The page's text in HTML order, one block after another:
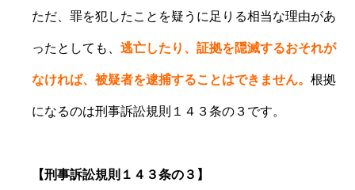
ただ、罪を犯したことを疑うに足りる相当な理由があ
ったとしても、 逃亡したり、証拠を隠滅するおそれが
なければ、被疑者を逮捕することはできません。 根拠
になるのは刑事訴訟規則１４３条の３です。
【刑事訴訟規則１４３条の３】